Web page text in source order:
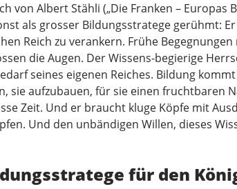
von Albert Stähli („Die Franken – Europas
als grosser Bildungsstratege gerühmt:
Reich zu verankern. Frühe
die Augen. Der Wissens-begierige
seines eigenen Reiches. Bildung
sie aufzubauen, für sie einen fruchtbaren
Zeit. Und er braucht kluge Köpfe mit
Und den unbändigen Willen, dieses
für den